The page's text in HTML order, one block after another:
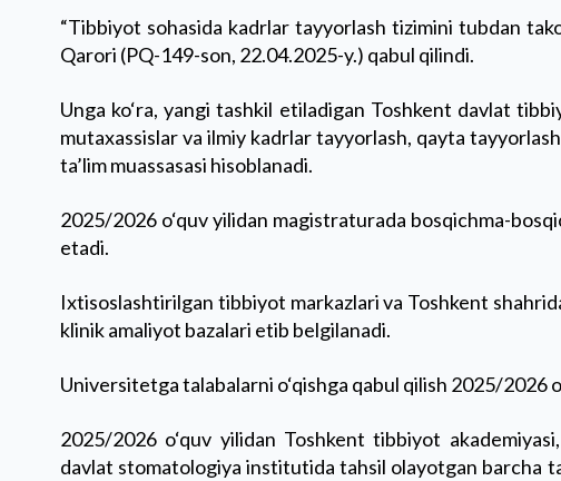
“Tibbiyot sohasida kadrlar tayyorlash tizimini tubdan
Qarori (PQ-149-son, 22.04.2025-y.) qabul qilindi.
Unga ko‘ra, yangi tashkil etiladigan Toshkent davlat
mutaxassislar va ilmiy kadrlar tayyorlash, qayta
ta’lim muassasasi hisoblanadi.
2025/2026 o‘quv yilidan magistraturada bosqichma-
etadi.
Ixtisoslashtirilgan tibbiyot markazlari va Toshkent
klinik amaliyot bazalari etib belgilanadi.
Universitetga talabalarni o‘qishga qabul qilish 2025/2026
2025/2026 o‘quv yilidan Toshkent tibbiyot
davlat stomatologiya institutida tahsil olayotgan barcha